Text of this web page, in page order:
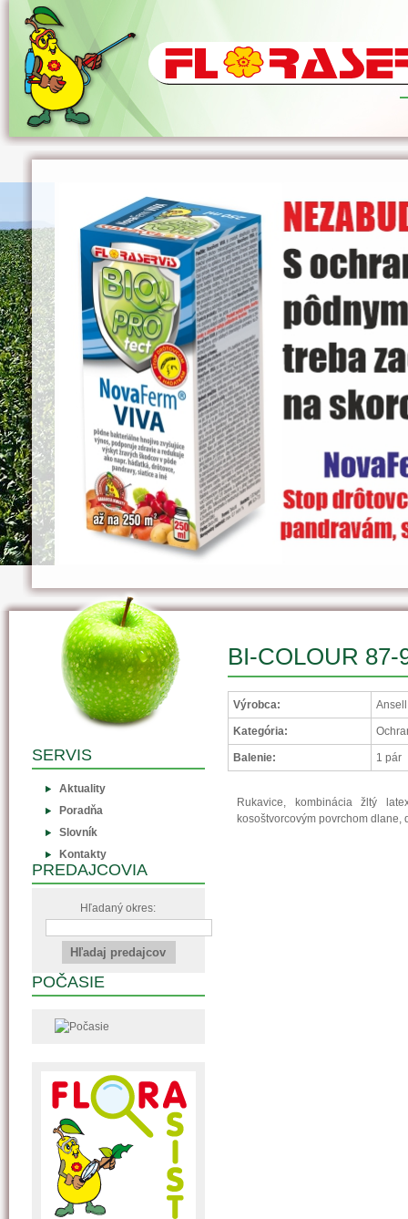
BI-COLOUR 87-
Výrobca:
Kategória:
Balenie: 1 pár
Rukavice, kombinácia žltý
kosoštvorcovým povrchom
SERVIS
Aktuality
Poradňa
Slovník
Kontakty
PREDAJCOVIA
Hľadaný okres:
POČASIE